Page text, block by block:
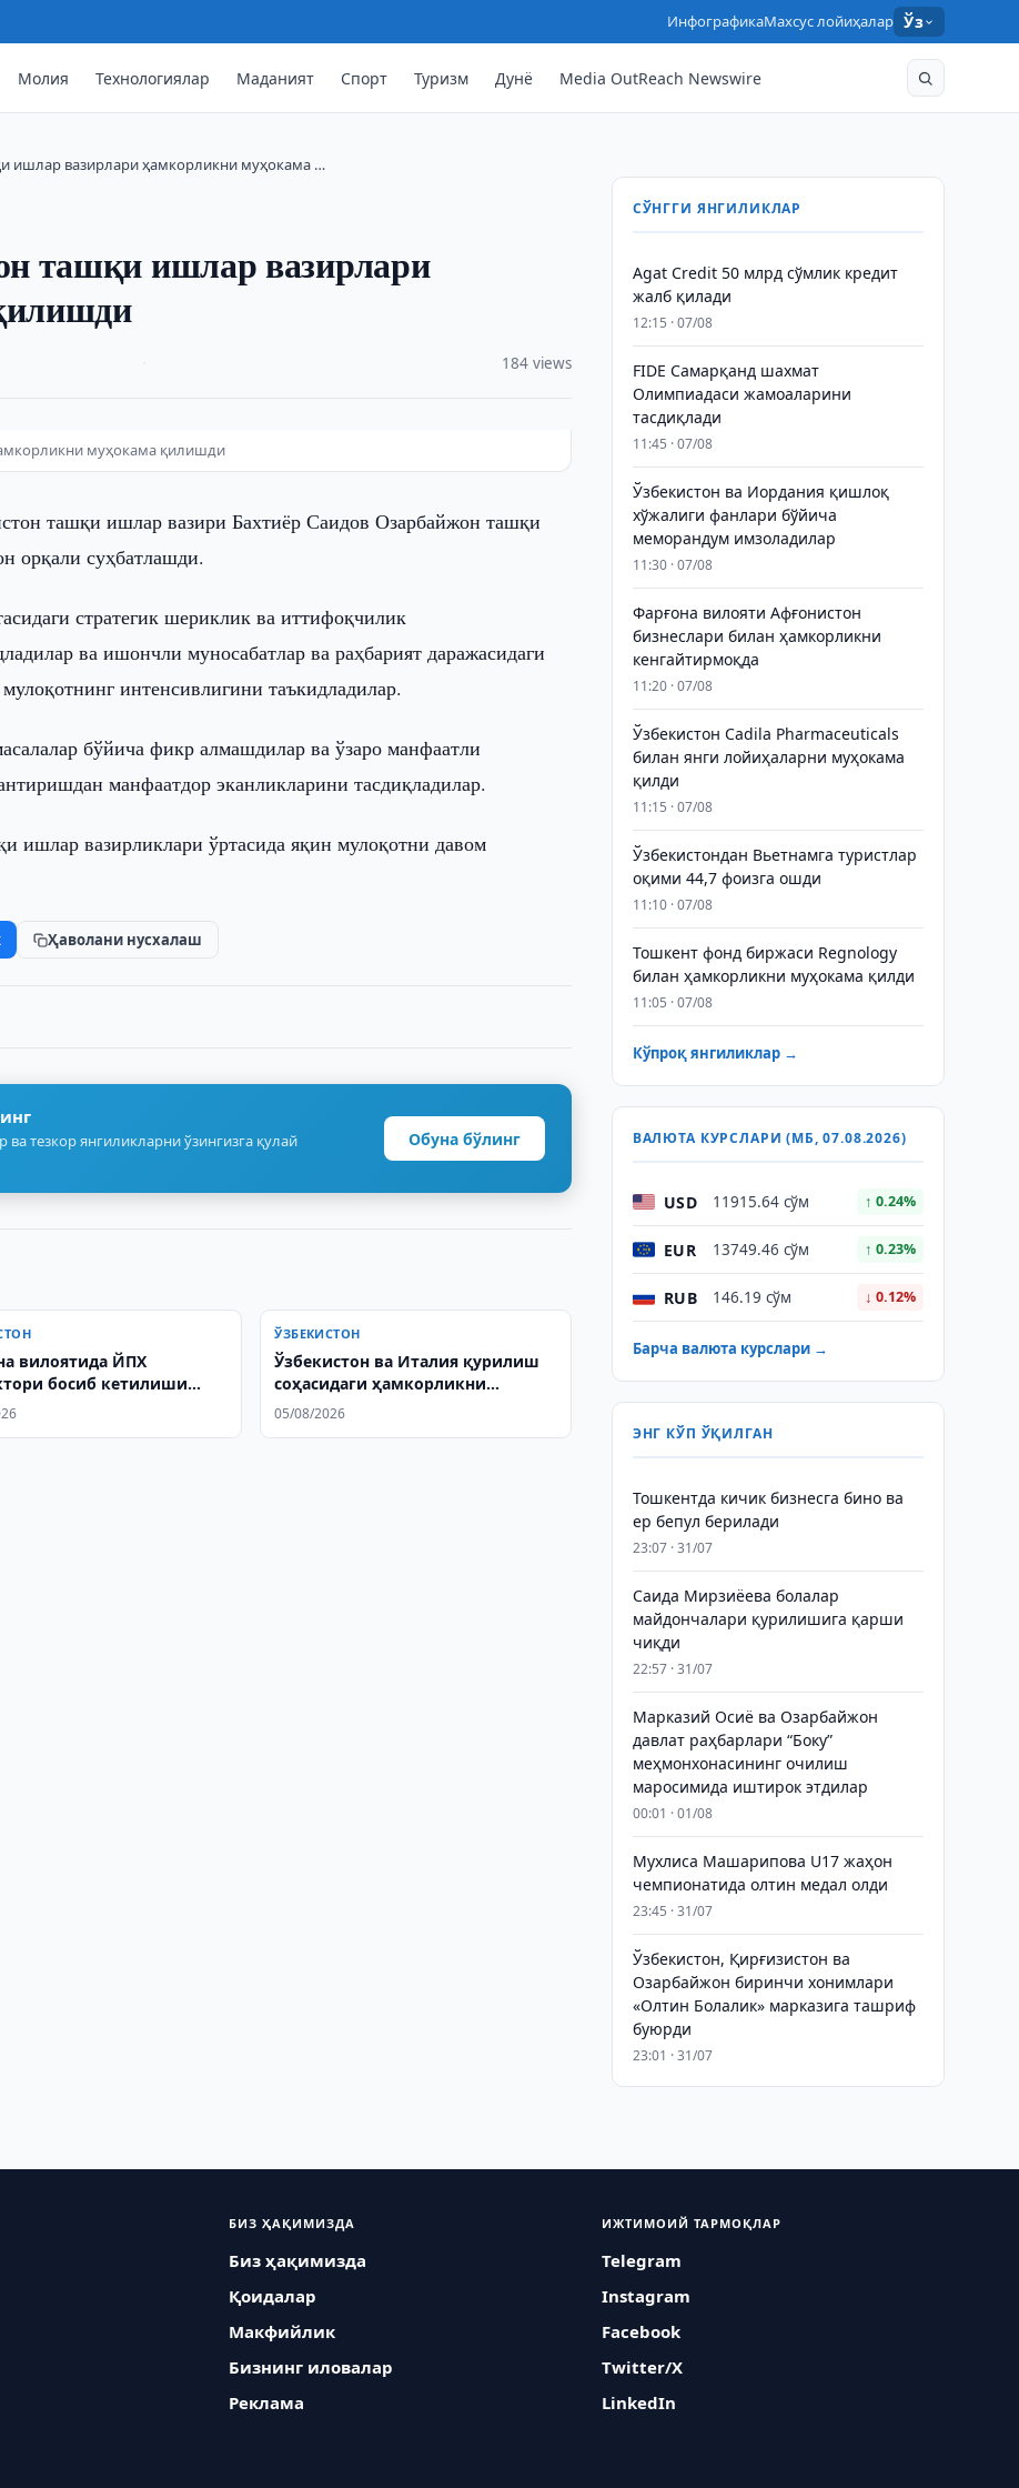
ИнфографикаМахсус лойиҳалар Ўз
Молия Технологиялар Маданият Спорт Туризм Дунё Media OutReach Newswire
ишлар вазирлари ҳамкорликни муҳокама …
ташқи ишлар вазирлари
184 views
муҳокама қилишди
ташқи ишлар вазири Бахтиёр Саидов Озарбайжон ташқи
орқали суҳбатлашди.
стратегик шериклик ва иттифоқчилик
ва ишончли муносабатлар ва раҳбарият даражасидаги
интенсивлигини таъкидладилар.
бўйича фикр алмашдилар ва ўзаро манфаатли
манфаатдор эканликларини тасдиқладилар.
ишлар вазирликлари ўртасида яқин мулоқотни давом
Ҳаволани нусхалаш
тезкор янгиликларни ўзингизга қулай
Обуна бўлинг
вилоятида ЙПХ
босиб кетилиши
вафот этди
ЎЗБЕКИСТОН
Ўзбекистон ва Италия қурилиш
соҳасидаги ҳамкорликни
кенгайтиради
05/08/2026
СЎНГГИ ЯНГИЛИКЛАР
Agat Credit 50 млрд сўмлик кредит
жалб қилади
12:15 · 07/08
FIDE Самарқанд шахмат
Олимпиадаси жамоаларини
тасдиқлади
11:45 · 07/08
Ўзбекистон ва Иордания қишлоқ
хўжалиги фанлари бўйича
меморандум имзоладилар
11:30 · 07/08
Фарғона вилояти Афғонистон
бизнеслари билан ҳамкорликни
кенгайтирмоқда
11:20 · 07/08
Ўзбекистон Cadila Pharmaceuticals
билан янги лойиҳаларни муҳокама
қилди
11:15 · 07/08
Ўзбекистондан Вьетнамга туристлар
оқими 44,7 фоизга ошди
11:10 · 07/08
Тошкент фонд биржаси Regnology
билан ҳамкорликни муҳокама қилди
11:05 · 07/08
Кўпроқ янгиликлар →
ВАЛЮТА КУРСЛАРИ (МБ, 07.08.2026)
USD 11915.64 сўм ↑ 0.24%
EUR 13749.46 сўм ↑ 0.23%
RUB 146.19 сўм ↓ 0.12%
Барча валюта курслари →
ЭНГ КЎП ЎҚИЛГАН
Тошкентда кичик бизнесга бино ва
ер бепул берилади
23:07 · 31/07
Саида Мирзиёева болалар
майдончалари қурилишига қарши
чиқди
22:57 · 31/07
Марказий Осиё ва Озарбайжон
давлат раҳбарлари “Боку”
меҳмонхонасининг очилиш
маросимида иштирок этдилар
00:01 · 01/08
Мухлиса Машарипова U17 жаҳон
чемпионатида олтин медал олди
23:45 · 31/07
Ўзбекистон, Қирғизистон ва
Озарбайжон биринчи хонимлари
«Олтин Болалик» марказига ташриф
буюрди
23:01 · 31/07
БИЗ ҲАҚИМИЗДА
Биз ҳақимизда
Қоидалар
Макфийлик
Бизнинг иловалар
Реклама
ИЖТИМОИЙ ТАРМОҚЛАР
Telegram
Instagram
Facebook
Twitter/X
LinkedIn